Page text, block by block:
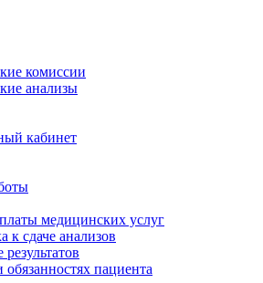
комиссии
анализы
кабинет
медицинских услуг
к сдаче анализов
пациента